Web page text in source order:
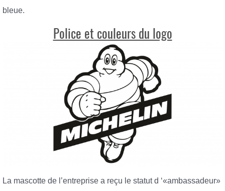
bleue.
Police et couleurs du logo
La mascotte de l’entreprise a reçu le statut d ‘«ambassadeur»